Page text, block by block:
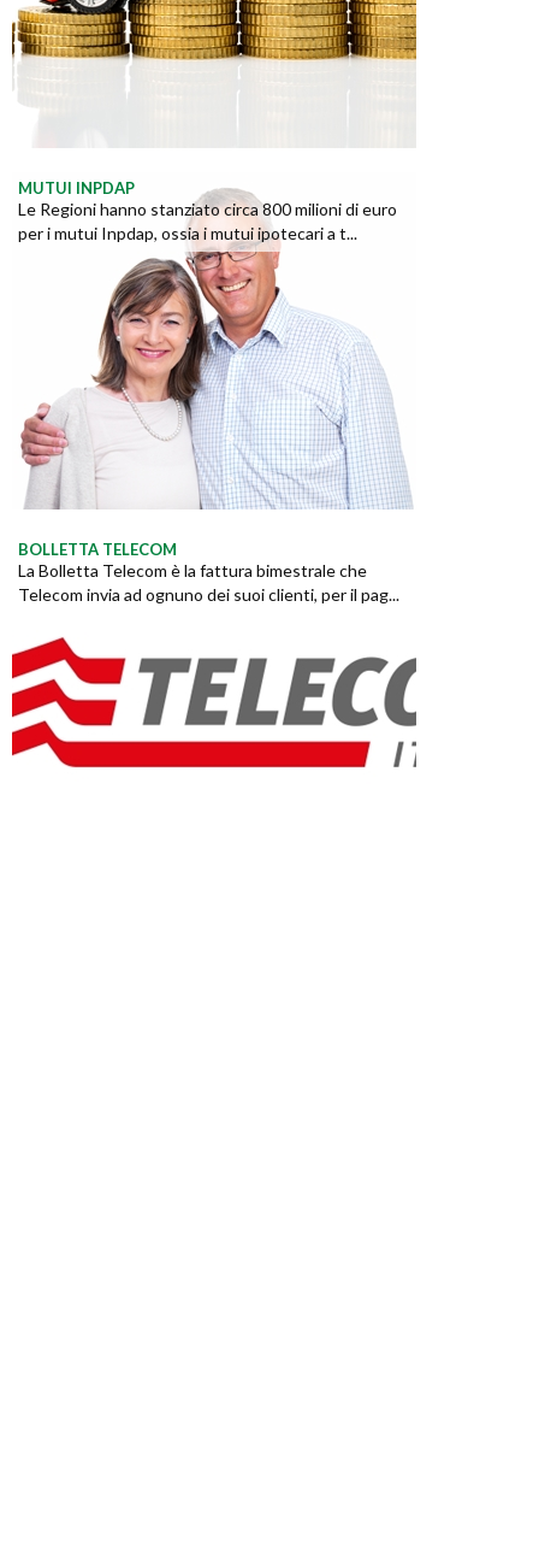
MUTUI INPDAP
Le Regioni hanno stanziato circa 800 milioni di euro
per i mutui Inpdap, ossia i mutui ipotecari a t...
BOLLETTA TELECOM
La Bolletta Telecom è la fattura bimestrale che
Telecom invia ad ognuno dei suoi clienti, per il pag...